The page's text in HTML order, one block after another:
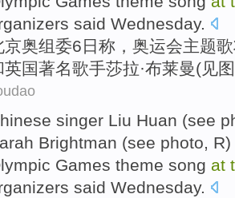
said Wednesday.
京奥组委6 日称， 奥运会主题歌
英国著名歌手莎拉·布莱曼(见图
singer Liu Huan (see
Brightman (see photo, R)
Games theme song at
said Wednesday.